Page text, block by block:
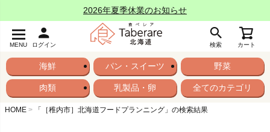
2026年夏季休業のお知らせ
MENU ログイン 検索 カート
海鮮 パン・スイーツ 野菜
肉類 乳製品・卵 全てのカテゴリ
HOME 「［稚内市］北海道フードプランニング」の検索結果